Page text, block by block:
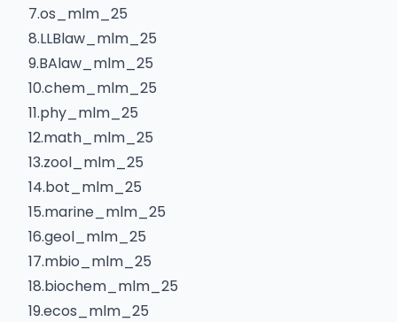
7.os_mlm_25
8.LLBlaw_mlm_25
9.BAlaw_mlm_25
10.chem_mlm_25
11.phy_mlm_25
12.math_mlm_25
13.zool_mlm_25
14.bot_mlm_25
15.marine_mlm_25
16.geol_mlm_25
17.mbio_mlm_25
18.biochem_mlm_25
19.ecos_mlm_25